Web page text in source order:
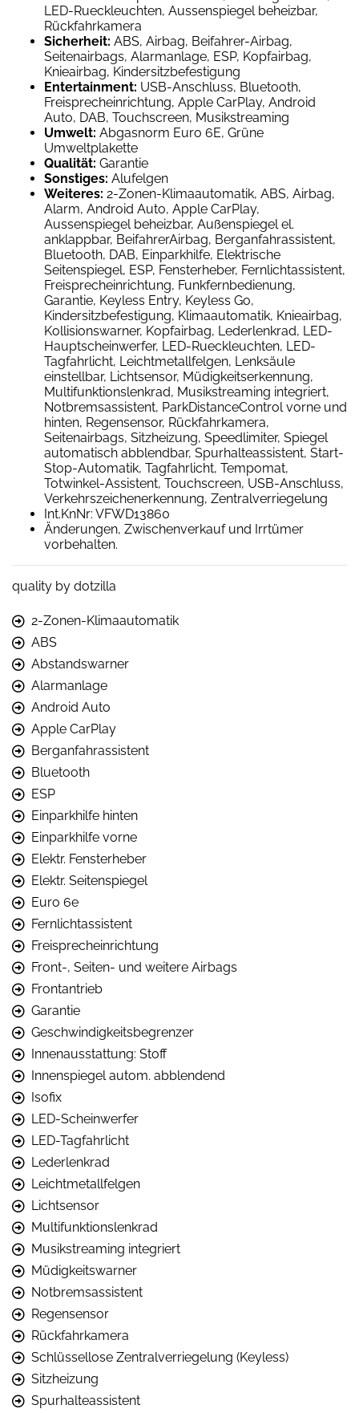
LED-Rueckleuchten, Aussenspiegel beheizbar,
Rückfahrkamera
Sicherheit: ABS, Airbag, Beifahrer-Airbag,
Seitenairbags, Alarmanlage, ESP, Kopfairbag,
Knieairbag, Kindersitzbefestigung
Entertainment: USB-Anschluss, Bluetooth,
Freisprecheinrichtung, Apple CarPlay, Android
Auto, DAB, Touchscreen, Musikstreaming
Umwelt: Abgasnorm Euro 6E, Grüne
Umweltplakette
Qualität: Garantie
Sonstiges: Alufelgen
Weiteres: 2-Zonen-Klimaautomatik, ABS, Airbag,
Alarm, Android Auto, Apple CarPlay,
Aussenspiegel beheizbar, Außenspiegel el.
anklappbar, BeifahrerAirbag, Berganfahrassistent,
Bluetooth, DAB, Einparkhilfe, Elektrische
Seitenspiegel, ESP, Fensterheber, Fernlichtassistent,
Freisprecheinrichtung, Funkfernbedienung,
Garantie, Keyless Entry, Keyless Go,
Kindersitzbefestigung, Klimaautomatik, Knieairbag,
Kollisionswarner, Kopfairbag, Lederlenkrad, LED-
Hauptscheinwerfer, LED-Rueckleuchten, LED-
Tagfahrlicht, Leichtmetallfelgen, Lenksäule
einstellbar, Lichtsensor, Müdigkeitserkennung,
Multifunktionslenkrad, Musikstreaming integriert,
Notbremsassistent, ParkDistanceControl vorne und
hinten, Regensensor, Rückfahrkamera,
Seitenairbags, Sitzheizung, Speedlimiter, Spiegel
automatisch abblendbar, Spurhalteassistent, Start-
Stop-Automatik, Tagfahrlicht, Tempomat,
Totwinkel-Assistent, Touchscreen, USB-Anschluss,
Verkehrszeichenerkennung, Zentralverriegelung
Int.KnNr: VFWD13860
Änderungen, Zwischenverkauf und Irrtümer
vorbehalten.
quality by dotzilla
2-Zonen-Klimaautomatik
ABS
Abstandswarner
Alarmanlage
Android Auto
Apple CarPlay
Berganfahrassistent
Bluetooth
ESP
Einparkhilfe hinten
Einparkhilfe vorne
Elektr. Fensterheber
Elektr. Seitenspiegel
Euro 6e
Fernlichtassistent
Freisprecheinrichtung
Front-, Seiten- und weitere Airbags
Frontantrieb
Garantie
Geschwindigkeitsbegrenzer
Innenausstattung: Stoff
Innenspiegel autom. abblendend
Isofix
LED-Scheinwerfer
LED-Tagfahrlicht
Lederlenkrad
Leichtmetallfelgen
Lichtsensor
Multifunktionslenkrad
Musikstreaming integriert
Müdigkeitswarner
Notbremsassistent
Regensensor
Rückfahrkamera
Schlüssellose Zentralverriegelung (Keyless)
Sitzheizung
Spurhalteassistent